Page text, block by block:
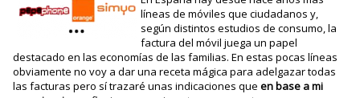
líneas de móviles que ciudadanos y,
según distintos estudios de consumo, la
factura del móvil juega un papel
destacado en las economías de las familias. En estas pocas líneas
obviamente no voy a dar una receta mágica para adelgazar todas
las facturas pero sí trazaré unas indicaciones queen base a mi